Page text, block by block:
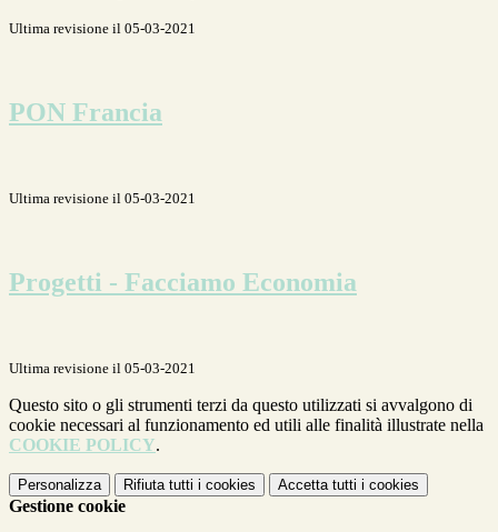
Ultima revisione il 05-03-2021
PON Francia
Ultima revisione il 05-03-2021
Progetti - Facciamo Economia
Ultima revisione il 05-03-2021
Questo sito o gli strumenti terzi da questo utilizzati si avvalgono di
cookie necessari al funzionamento ed utili alle finalità illustrate nella
COOKIE POLICY.
Personalizza Rifiuta tutti i cookies Accetta tutti i cookies
Gestione cookie